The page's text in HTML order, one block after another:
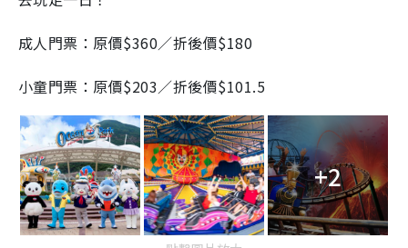
成人門票： 原價$360／折後價$180
小童門票：原價$203／折後價$101.5
+2